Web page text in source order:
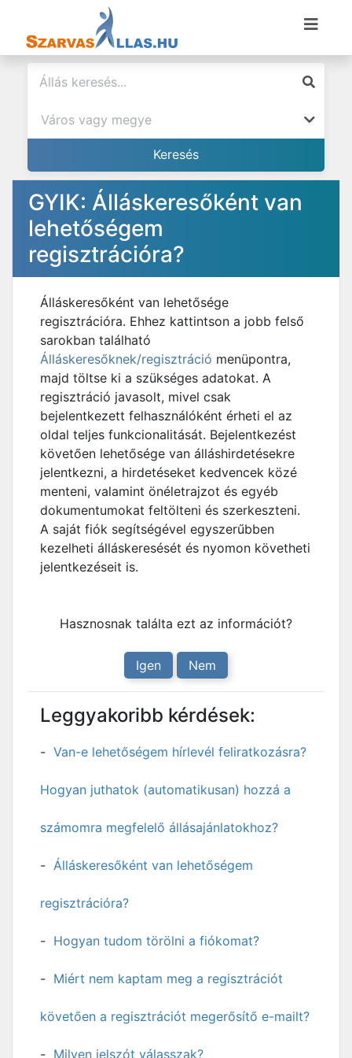
GYIK: Álláskeresőként van
lehetőségem
regisztrációra?
Álláskeresőként van lehetősége
regisztrációra. Ehhez kattintson a jobb felső
sarokban található
Álláskeresőknek/regisztráció menüpontra,
majd töltse ki a szükséges adatokat. A
regisztráció javasolt, mivel csak
bejelentkezett felhasználóként érheti el az
oldal teljes funkcionalitását. Bejelentkezést
követően lehetősége van álláshirdetésekre
jelentkezni, a hirdetéseket kedvencek közé
menteni, valamint önéletrajzot és egyéb
dokumentumokat feltölteni és szerkeszteni.
A saját fiók segítségével egyszerűbben
kezelheti álláskeresését és nyomon követheti
jelentkezéseit is.
Hasznosnak találta ezt az információt?
Igen Nem
Leggyakoribb kérdések:
Van-e lehetőségem hírlevél feliratkozásra?
Hogyan juthatok (automatikusan) hozzá a
számomra megfelelő állásajánlatokhoz?
Álláskeresőként van lehetőségem
regisztrációra?
Hogyan tudom törölni a fiókomat?
Miért nem kaptam meg a regisztrációt
követően a regisztrációt megerősítő e-mailt?
Milyen jelszót válasszak?